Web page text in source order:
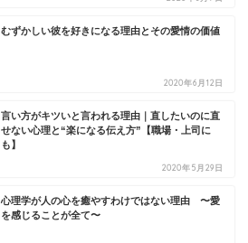
むずかしい彼を好きになる理由とその愛情の価値
2020年6月12日
言い方がキツいと言われる理由｜直したいのに直
せない心理と“楽になる伝え方”【職場・上司に
も】
2020年5月29日
心理学が人の心を癒やすわけではない理由 〜愛
を感じることが全て〜